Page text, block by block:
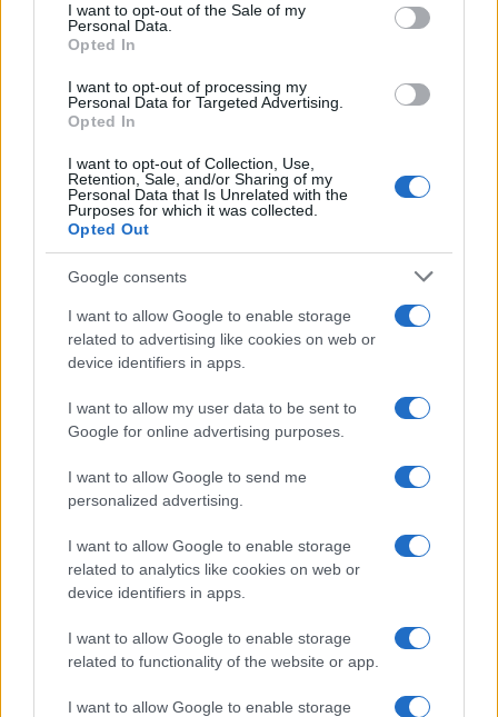
I want to opt-out of the Sale of my
Personal Data.
Opted In
I want to opt-out of processing my
Personal Data for Targeted Advertising.
Opted In
I want to opt-out of Collection, Use,
Retention, Sale, and/or Sharing of my
Personal Data that Is Unrelated with the
Purposes for which it was collected.
Opted Out
Google consents
I want to allow Google to enable storage
related to advertising like cookies on web or
device identifiers in apps.
I want to allow my user data to be sent to
Google for online advertising purposes.
I want to allow Google to send me
personalized advertising.
I want to allow Google to enable storage
related to analytics like cookies on web or
device identifiers in apps.
I want to allow Google to enable storage
related to functionality of the website or app.
I want to allow Google to enable storage
squalificare un pensiero politico in nome della
“protezione della democrazia”, si rischia di
rafforzarlo.Le idee non si eliminano con le
etichette: si affrontano, si discutono, si battono –
se si ha la forza di farlo. E non si tratta di un caso
isolato. In Romania, un candidato alla presidenza
è stato escluso dalla competizione con l’accusa di
estremismo, nonostante il sostegno elettorale.
Francia, Marine Le Pen è stata condannata
all’ineleggibilità per cinque anni
, in una sentenza
che appare più politica che giuridica. Si delinea
uno schema preoccupante: in nome della
democrazia, si restringe sempre più lo spazio
della rappresentanza. Ma una democrazia che
teme il voto libero finisce per conformarsi a ciò
che dice di combattere.
Del resto, si sa: per qualcuno, la democrazia è
sacra… ma solo finché vince chi deve vincere.
tutti gli altri, c’è l’esclusione cautelare
naturalmente.